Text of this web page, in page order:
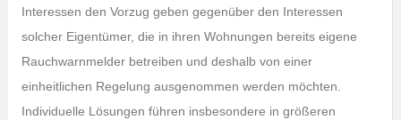
Interessen den Vorzug geben gegenüber den Interessen
solcher Eigentümer, die in ihren Wohnungen bereits eigene
Rauchwarnmelder betreiben und deshalb von einer
einheitlichen Regelung ausgenommen werden möchten.
Individuelle Lösungen führen insbesondere in größeren